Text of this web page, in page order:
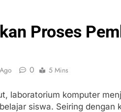
Proses
0 5 Mins
laboratorium komputer
siswa. Seiring